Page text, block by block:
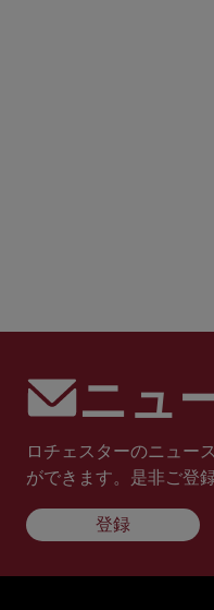
ニュ
ロチェスターのニュー
ができます。是非ご登
登録